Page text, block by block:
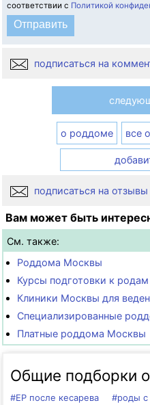
соответствии с Политикой
подписаться на
о роддоме все
подписаться на отзывы
Вам может быть
См. также:
Роддома Москвы
Курсы подготовки к
Клиники Москвы для
Специализированные
Платные роддома Москвы
Общие подборки
#ЕР после кесарева #роды